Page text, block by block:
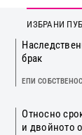
ИЗБРАНИ
брак
ЕПИ
Относно
и двойното